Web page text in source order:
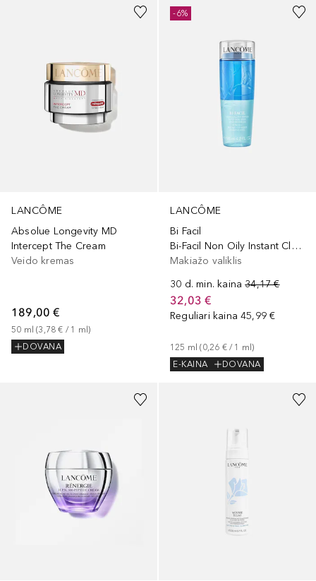
LANCÔME
Absolue Longevity MD
Intercept The Cream
Veido kremas
189,00 €
50 ml (3,78 € / 1 ml)
DOVANA
LANCÔME
Bi Facil
Bi-Facil Non Oily Instant Cleanser
Makiažo valiklis
30 d. min. kaina 34,17 €
32,03 €
Reguliari kaina 45,99 €
125 ml (0,26 € / 1 ml)
E-KAINA
DOVANA
-6%